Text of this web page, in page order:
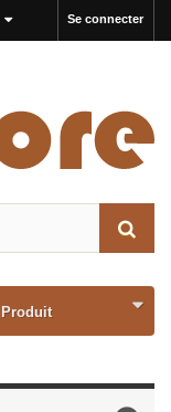
Se connecter
Produit